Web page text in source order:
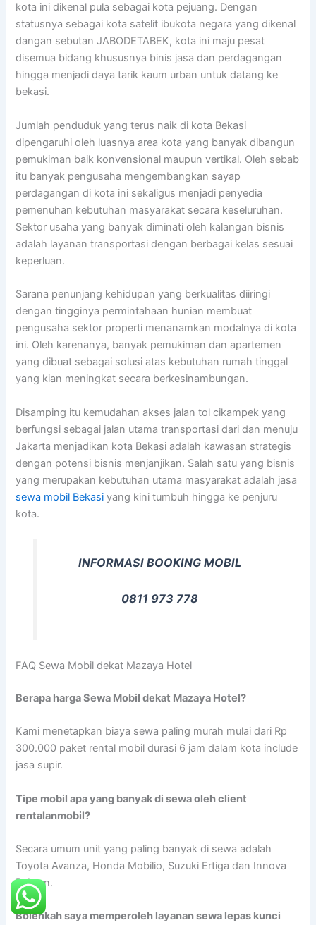
kota ini dikenal pula sebagai kota pejuang. Dengan
statusnya sebagai kota satelit ibukota negara yang dikenal
dangan sebutan JABODETABEK, kota ini maju pesat
disemua bidang khususnya binis jasa dan perdagangan
hingga menjadi daya tarik kaum urban untuk datang ke
bekasi.
Jumlah penduduk yang terus naik di kota Bekasi
dipengaruhi oleh luasnya area kota yang banyak dibangun
pemukiman baik konvensional maupun vertikal. Oleh sebab
itu banyak pengusaha mengembangkan sayap
perdagangan di kota ini sekaligus menjadi penyedia
pemenuhan kebutuhan masyarakat secara keseluruhan.
Sektor usaha yang banyak diminati oleh kalangan bisnis
adalah layanan transportasi dengan berbagai kelas sesuai
keperluan.
Sarana penunjang kehidupan yang berkualitas diiringi
dengan tingginya permintahaan hunian membuat
pengusaha sektor properti menanamkan modalnya di kota
ini. Oleh karenanya, banyak pemukiman dan apartemen
yang dibuat sebagai solusi atas kebutuhan rumah tinggal
yang kian meningkat secara berkesinambungan.
Disamping itu kemudahan akses jalan tol cikampek yang
berfungsi sebagai jalan utama transportasi dari dan menuju
Jakarta menjadikan kota Bekasi adalah kawasan strategis
dengan potensi bisnis menjanjikan. Salah satu yang bisnis
yang merupakan kebutuhan utama masyarakat adalah jasa
sewa mobil Bekasi yang kini tumbuh hingga ke penjuru
kota.
INFORMASI BOOKING MOBIL
0811 973 778
FAQ Sewa Mobil dekat Mazaya Hotel
Berapa harga Sewa Mobil dekat Mazaya Hotel?
Kami menetapkan biaya sewa paling murah mulai dari Rp
300.000 paket rental mobil durasi 6 jam dalam kota include
jasa supir.
Tipe mobil apa yang banyak di sewa oleh client
rentalanmobil?
Secara umum unit yang paling banyak di sewa adalah
Toyota Avanza, Honda Mobilio, Suzuki Ertiga dan Innova
Reborn.
Bolehkah saya memperoleh layanan sewa lepas kunci